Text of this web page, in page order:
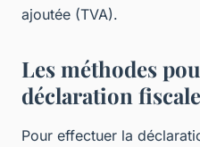
ajoutée (TVA).
Les méthodes
déclaration fiscale
Pour effectuer la